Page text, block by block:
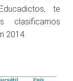
te
clasificamos
2014.